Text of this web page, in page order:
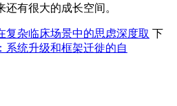
有很大的成长空间。
复杂临床场景中的思虑深度取 下
系统升级和框架迁徙的自